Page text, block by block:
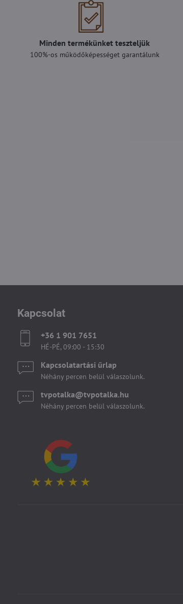
Minden termékünket teszteljük
100%-os működőképességet garantálunk
Kapcsolat
+36 1 901 7651
HÉ-PÉ, 09:00 - 15:30
Kapcsolatartási űrlap
Néhány percen belül válaszolunk.
tvpotalka​@tvpotalka​.hu
Néhány percen belül válaszolunk.